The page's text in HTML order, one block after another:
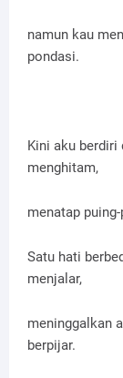
namun kau
pondasi.
Kini aku berdiri
menghitam,
menatap
Satu hati
menjalar,
meninggalkan
berpijar.